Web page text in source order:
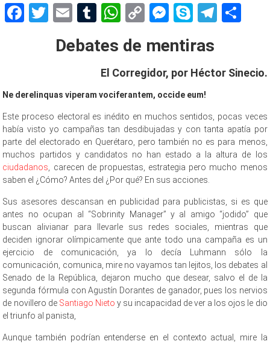
Facebook
Twitter
EmailTumblr
WhatsApp
CopyMessenger
Skype
Debates de mentiras
El Corregidor, por Héctor Sinecio.
Ne derelinquas viperam vociferantem, occide eum!
Este proceso electoral es inédito en muchos sentidos, pocas veces
había visto yo campañas tan desdibujadas y con tanta apatía por
parte del electorado en Querétaro, pero también no es para menos,
muchos partidos y candidatos no han estado a la altura de los
ciudadanos , carecen de propuestas, estrategia pero mucho menos
saben el ¿Cómo? Antes del ¿Por qué? En sus acciones.
Sus asesores descansan en publicidad para publicistas, si es que
antes no ocupan al “Sobrinity Manager” y al amigo “jodido” que
buscan alivianar para llevarle sus redes sociales, mientras que
deciden ignorar olímpicamente que ante todo una campaña es un
ejercicio de comunicación, ya lo decía Luhmann sólo la
comunicación, comunica, mire no vayamos tan lejitos, los debates al
Senado de la República, dejaron mucho que desear, salvo el de la
segunda fórmula con Agustín Dorantes de ganador, pues los nervios
de novillero de Santiago Nieto y su incapacidad de ver a los ojos le dio
el triunfo al panista,
Aunque también podrían entenderse en el contexto actual, mire la